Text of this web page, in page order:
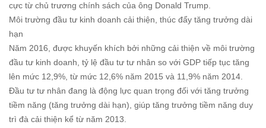
cực từ chủ trương chính sách của ông Donald Trump.
Môi trường đầu tư kinh doanh cải thiện, thúc đẩy tăng trưởng dài
hạn
Năm 2016, được khuyến khích bởi những cải thiện về môi trường
đầu tư kinh doanh, tỷ lệ đầu tư tư nhân so với GDP tiếp tục tăng
lên mức 12,9%, từ mức 12,6% năm 2015 và 11,9% năm 2014.
Đầu tư tư nhân đang là động lực quan trọng đối với tăng trưởng
tiềm năng (tăng trưởng dài hạn), giúp tăng trưởng tiềm năng duy
trì đà cải thiện kể từ năm 2013.